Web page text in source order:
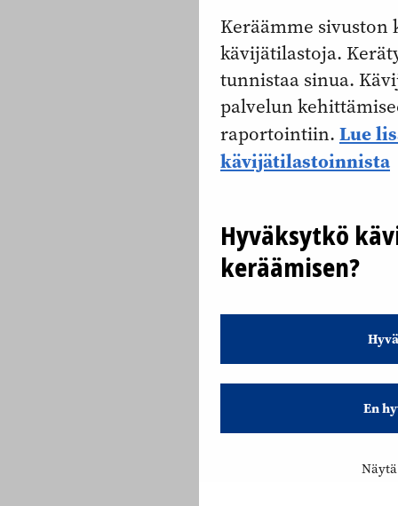
Keräämme sivuston
kävijätilastoja.
tunnistaa sinua.
palvelun
raportointiin. Lue
kävijätilastoinnista
Hyväksytkö
keräämisen?
En